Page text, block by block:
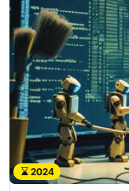
2024